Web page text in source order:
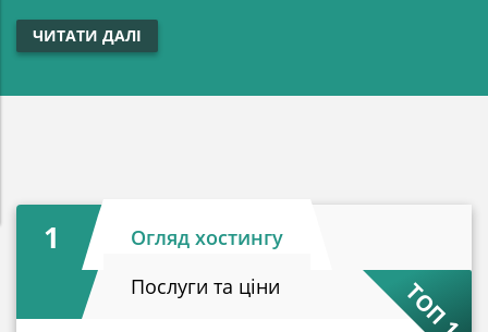
ЧИТАТИ ДАЛІ
ТОП 1
1
Огляд хостингу
Послуги та ціни